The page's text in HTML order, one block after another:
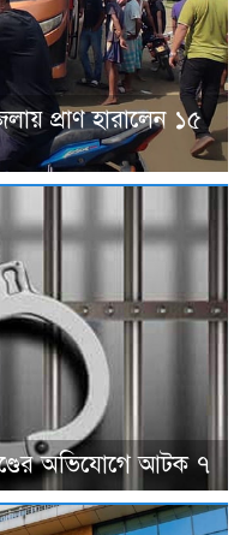
প্রাণ হারালেন ১৫
অভিযোগে আটক ৭